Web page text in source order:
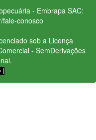
- Embrapa SAC:
fale-conosco
sob a Licença
- SemDerivações